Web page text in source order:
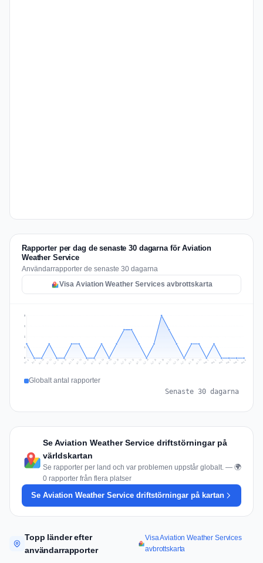
Rapporter per dag de senaste 30 dagarna för Aviation
Weather Service
Användarrapporter de senaste 30 dagarna
Visa Aviation Weather Services avbrottskarta
1
2
2
3
Jul 8 Jul 9 Jul 10 Jul 11 Jul 12 Jul 13 Jul 14 Jul 15 Jul 16 Jul 17 Jul 18 Jul 19 Jul 20 Jul 21 Jul 22 Jul 23 Jul 24 Jul 25 Jul 26 Jul 27 Jul 28 Jul 29 Jul 30 Jul 31 Aug 1 Aug 2 Aug 3 Aug 4 Aug 5 Aug 6
Globalt antal rapporter
Senaste 30 dagarna
Se Aviation Weather Service driftstörningar på
världskartan
Se rapporter per land och var problemen uppstår globalt. — 🌍
0 rapporter från flera platser
Se Aviation Weather Service driftstörningar på kartan
Topp länder efter
användarrapporter
Visa Aviation Weather Services
avbrottskarta